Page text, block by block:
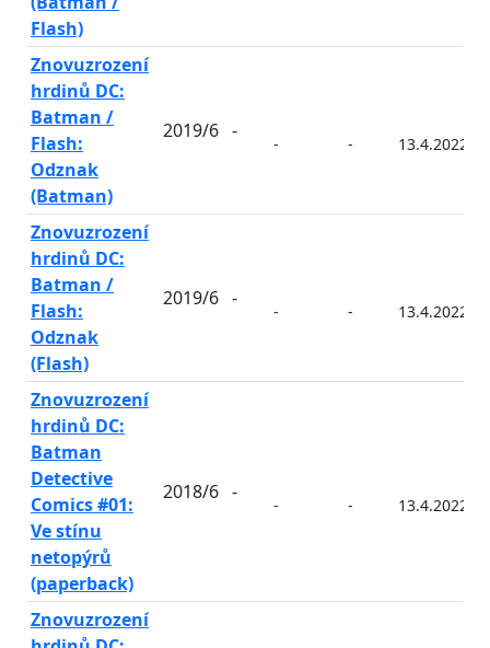
Flash)
Znovuzrození
hrdinů DC:
Batman /
Flash:
Odznak
(Batman)
2019/6 -
- - 13.4.2022
Znovuzrození
hrdinů DC:
Batman /
Flash:
Odznak
(Flash)
2019/6 -
- - 13.4.2022
Znovuzrození
hrdinů DC:
Batman
Detective
Comics #01:
Ve stínu
netopýrů
(paperback)
2018/6 -
- - 13.4.2022
Znovuzrození